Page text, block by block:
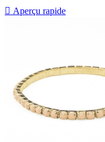
 Aperçu rapide